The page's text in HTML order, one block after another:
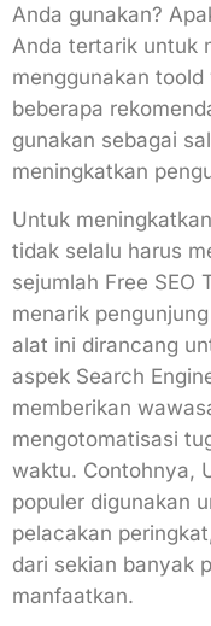
Anda gunakan?
Anda tertarik untuk
menggunakan
beberapa
gunakan sebagai
meningkatkan
Untuk
tidak selalu harus
sejumlah Free SEO
menarik
alat ini dirancang
aspek Search
memberikan
mengotomatisasi
waktu. Contohnya,
populer digunakan
pelacakan
dari sekian banyak
manfaatkan.